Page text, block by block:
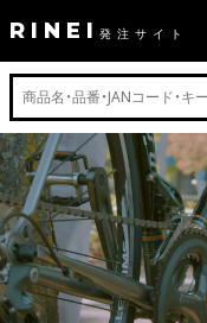
RINEI 発注サイト